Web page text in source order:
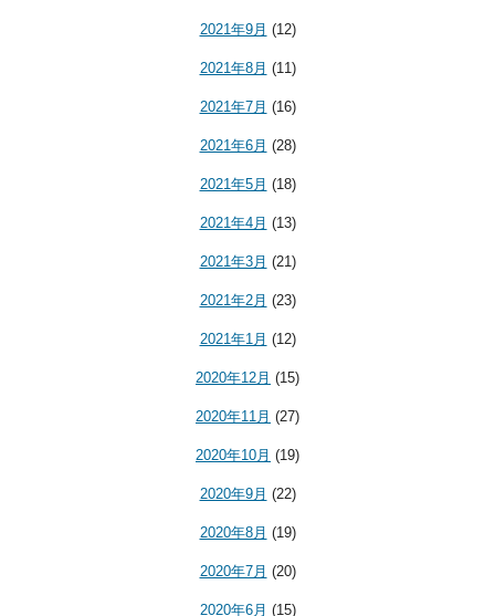
2021年9月 (12)
2021年8月 (11)
2021年7月 (16)
2021年6月 (28)
2021年5月 (18)
2021年4月 (13)
2021年3月 (21)
2021年2月 (23)
2021年1月 (12)
2020年12月 (15)
2020年11月 (27)
2020年10月 (19)
2020年9月 (22)
2020年8月 (19)
2020年7月 (20)
2020年6月 (15)